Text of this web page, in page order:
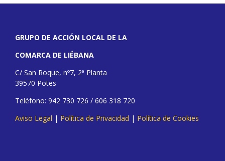
GRUPO DE ACCIÓN LOCAL DE LA
COMARCA DE LIÉBANA
C/ San Roque, nº7, 2ª Planta
39570 Potes
Teléfono: 942 730 726 / 606 318 720
Aviso Legal | Política de Privacidad | Política de Cookies